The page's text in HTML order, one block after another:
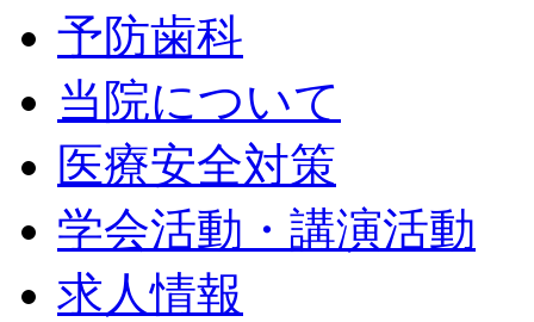
予防歯科
当院について
医療安全対策
学会活動・講演活動
求人情報